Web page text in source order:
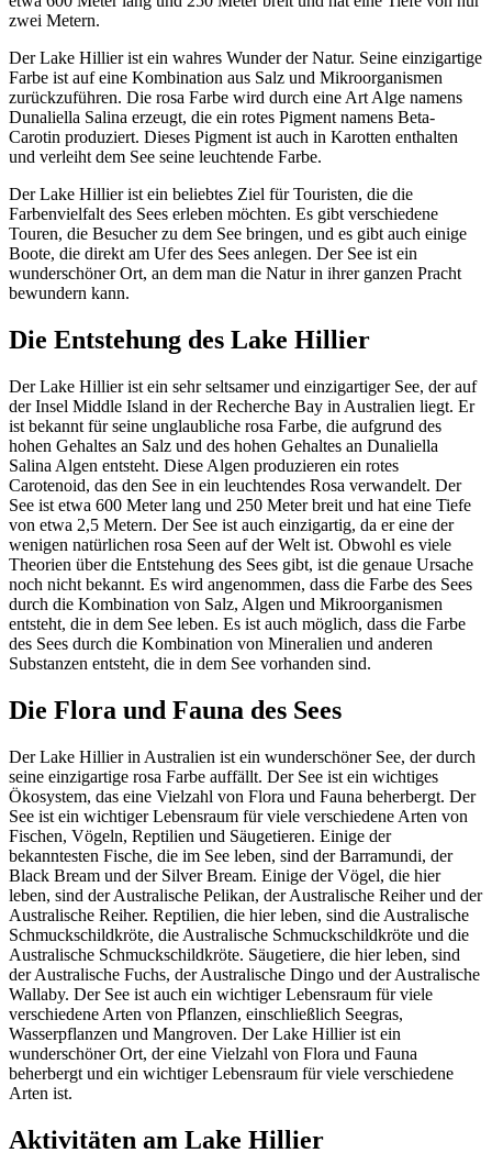
zwei Metern.
Der Lake Hillier ist ein wahres Wunder der Natur. Seine einzigartige
Farbe ist auf eine Kombination aus Salz und Mikroorganismen
zurückzuführen. Die rosa Farbe wird durch eine Art Alge namens
Dunaliella Salina erzeugt, die ein rotes Pigment namens Beta-
Carotin produziert. Dieses Pigment ist auch in Karotten enthalten
und verleiht dem See seine leuchtende Farbe.
Der Lake Hillier ist ein beliebtes Ziel für Touristen, die die
Farbenvielfalt des Sees erleben möchten. Es gibt verschiedene
Touren, die Besucher zu dem See bringen, und es gibt auch einige
Boote, die direkt am Ufer des Sees anlegen. Der See ist ein
wunderschöner Ort, an dem man die Natur in ihrer ganzen Pracht
bewundern kann.
Die Entstehung des Lake Hillier
Der Lake Hillier ist ein sehr seltsamer und einzigartiger See, der auf
der Insel Middle Island in der Recherche Bay in Australien liegt. Er
ist bekannt für seine unglaubliche rosa Farbe, die aufgrund des
hohen Gehaltes an Salz und des hohen Gehaltes an Dunaliella
Salina Algen entsteht. Diese Algen produzieren ein rotes
Carotenoid, das den See in ein leuchtendes Rosa verwandelt. Der
See ist etwa 600 Meter lang und 250 Meter breit und hat eine Tiefe
von etwa 2,5 Metern. Der See ist auch einzigartig, da er eine der
wenigen natürlichen rosa Seen auf der Welt ist. Obwohl es viele
Theorien über die Entstehung des Sees gibt, ist die genaue Ursache
noch nicht bekannt. Es wird angenommen, dass die Farbe des Sees
durch die Kombination von Salz, Algen und Mikroorganismen
entsteht, die in dem See leben. Es ist auch möglich, dass die Farbe
des Sees durch die Kombination von Mineralien und anderen
Substanzen entsteht, die in dem See vorhanden sind.
Die Flora und Fauna des Sees
Der Lake Hillier in Australien ist ein wunderschöner See, der durch
seine einzigartige rosa Farbe auffällt. Der See ist ein wichtiges
Ökosystem, das eine Vielzahl von Flora und Fauna beherbergt. Der
See ist ein wichtiger Lebensraum für viele verschiedene Arten von
Fischen, Vögeln, Reptilien und Säugetieren. Einige der
bekanntesten Fische, die im See leben, sind der Barramundi, der
Black Bream und der Silver Bream. Einige der Vögel, die hier
leben, sind der Australische Pelikan, der Australische Reiher und der
Australische Reiher. Reptilien, die hier leben, sind die Australische
Schmuckschildkröte, die Australische Schmuckschildkröte und die
Australische Schmuckschildkröte. Säugetiere, die hier leben, sind
der Australische Fuchs, der Australische Dingo und der Australische
Wallaby. Der See ist auch ein wichtiger Lebensraum für viele
verschiedene Arten von Pflanzen, einschließlich Seegras,
Wasserpflanzen und Mangroven. Der Lake Hillier ist ein
wunderschöner Ort, der eine Vielzahl von Flora und Fauna
beherbergt und ein wichtiger Lebensraum für viele verschiedene
Arten ist.
Aktivitäten am Lake Hillier